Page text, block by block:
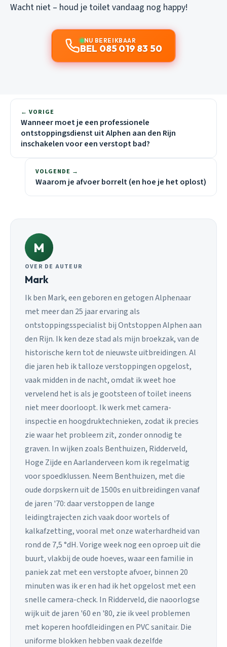
Wacht niet – houd je toilet vandaag nog happy!
NU BEREIKBAAR
BEL 085 019 83 50
← VORIGE
Wanneer moet je een professionele
ontstoppingsdienst uit Alphen aan den Rijn
inschakelen voor een verstopt bad?
VOLGENDE →
Waarom je afvoer borrelt (en hoe je het oplost)
M
OVER DE AUTEUR
Mark
Ik ben Mark, een geboren en getogen Alphenaar
met meer dan 25 jaar ervaring als
ontstoppingsspecialist bij Ontstoppen Alphen aan
den Rijn. Ik ken deze stad als mijn broekzak, van de
historische kern tot de nieuwste uitbreidingen. Al
die jaren heb ik talloze verstoppingen opgelost,
vaak midden in de nacht, omdat ik weet hoe
vervelend het is als je gootsteen of toilet ineens
niet meer doorloopt. Ik werk met camera-
inspectie en hoogdruktechnieken, zodat ik precies
zie waar het probleem zit, zonder onnodig te
graven. In wijken zoals Benthuizen, Ridderveld,
Hoge Zijde en Aarlanderveen kom ik regelmatig
voor spoedklussen. Neem Benthuizen, met die
oude dorpskern uit de 1500s en uitbreidingen vanaf
de jaren '70: daar verstoppen de lange
leidingtrajecten zich vaak door wortels of
kalkafzetting, vooral met onze waterhardheid van
rond de 7,5 °dH. Vorige week nog een oproep uit die
buurt, vlakbij de oude hoeves, waar een familie in
paniek zat met een verstopte afvoer, binnen 20
minuten was ik er en had ik het opgelost met een
snelle camera-check. In Ridderveld, die naoorlogse
wijk uit de jaren '60 en '80, zie ik veel problemen
met koperen hoofdleidingen en PVC sanitair. Die
uniforme blokken hebben vaak dezelfde